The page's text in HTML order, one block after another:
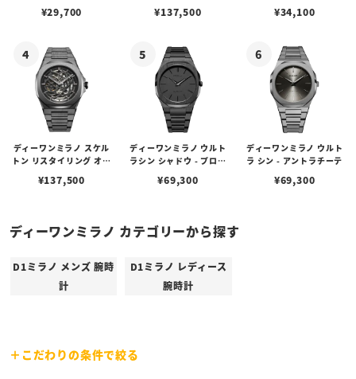
¥29,700 ¥137,500 ¥34,100
ディーワンミラノ スケル
トン リスタイリング オー
¥137,500
ディーワンミラノ ウルト
ラシン シャドウ - プロジ
¥69,300
ディーワンミラノ ウルト
ラ シン - アントラチーテ
¥69,300
ディーワンミラノ カテゴリーから探す
D1ミラノ メンズ 腕時
計
D1ミラノ レディース
腕時計
こだわりの条件で絞る